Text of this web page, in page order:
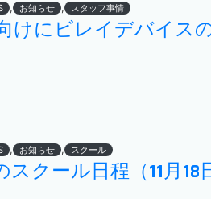
, お知らせ , スタッフ事情
けにビレイデバイス
, お知らせ , スクール
スクール日程（11月18